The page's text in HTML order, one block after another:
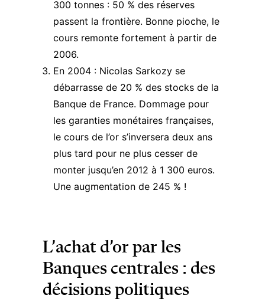
300 tonnes : 50 % des réserves
passent la frontière. Bonne pioche, le
cours remonte fortement à partir de
2006.
En 2004 : Nicolas Sarkozy se
débarrasse de 20 % des stocks de la
Banque de France. Dommage pour
les garanties monétaires françaises,
le cours de l’or s’inversera deux ans
plus tard pour ne plus cesser de
monter jusqu’en 2012 à 1 300 euros.
Une augmentation de 245 % !
L’achat d’or par les
Banques centrales : des
décisions politiques